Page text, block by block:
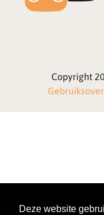
Deze website
Copyright